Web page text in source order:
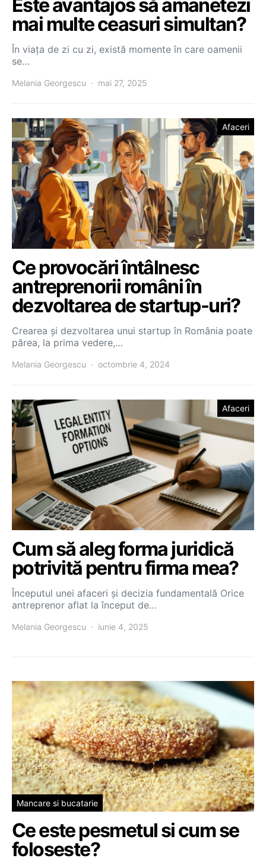
Este avantajos să amanetezi
mai multe ceasuri simultan?
În viața de zi cu zi, există momente în care oamenii
se…
Melania Georgescu mai 27, 2025
Afaceri
Ce provocări întâlnesc
antreprenorii români în
dezvoltarea de startup-uri?
Crearea și dezvoltarea unui startup în România poate
părea, la prima vedere,…
Melania Georgescu octombrie 4, 2024
Afaceri
Cum să aleg forma juridică
potrivită pentru firma mea?
Începutul unei afaceri și decizia fundamentală Orice
antreprenor aflat la început de…
Melania Georgescu iunie 4, 2025
Mancare si bucatarie
Ce este pesmetul si cum se
foloseste?